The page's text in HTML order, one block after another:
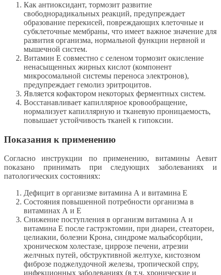
Как антиоксидант, тормозит развитие
свободнорадикальных реакций, предупреждает
образование перекисей, повреждающих клеточные и
субклеточные мембраны, что имеет важное значение для
развития организма, нормальной функции нервной и
мышечной систем.
Витамин Е совместно с селеном тормозит окисление
ненасыщенных жирных кислот (компонент
микросомальной системы переноса электронов),
предупреждает гемолиз эритроцитов.
Является кофактором некоторых ферментных систем.
Восстанавливает капиллярное кровообращение,
нормализует капиллярную и тканевую проницаемость,
повышает устойчивость тканей к гипоксии.
Показания к применению
Согласно инструкции по применению, витамины Аевит
показано принимать при следующих заболеваниях и
патологических состояниях:
Дефицит в организме витамина А и витамина Е
Состояния повышенной потребности организма в
витаминах А и Е
Снижение поступления в организм витамина А и
витамина Е после гастрэктомии, при диареи, стеатореи,
целиакии, болезни Крона, синдроме мальабсорбции,
хроническом холестазе, циррозе печени, атрезии
желчных путей, обструктивной желтухе, кистозном
фиброзе поджелудочной железы, тропической спру,
инфекционных заболеваниях (в т.ч. хронические и